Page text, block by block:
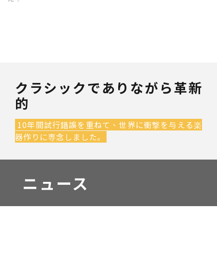
クラシックでありながら革新
的
10年間試行錯誤を重ねて、世界に衝撃を与える楽
器作りに専念しました｡
ニュース